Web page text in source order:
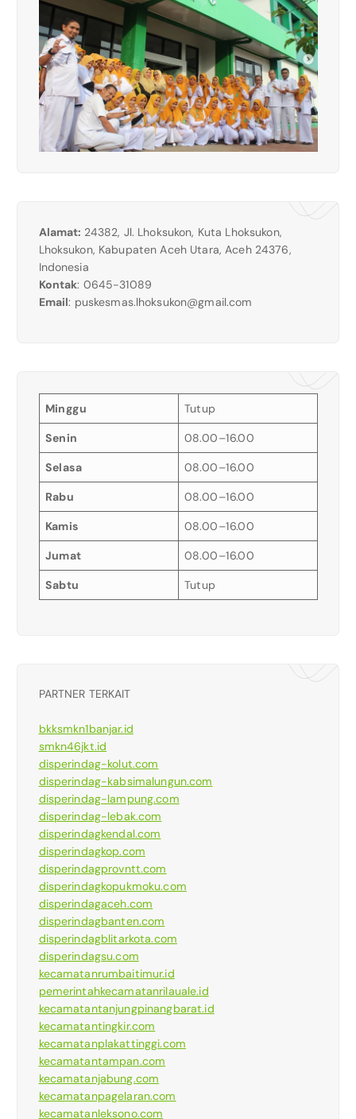
Alamat: 24382, Jl. Lhoksukon, Kuta Lhoksukon,
Lhoksukon, Kabupaten Aceh Utara, Aceh 24376,
Indonesia
Kontak: 0645-31089
Email: puskesmas.lhoksukon@gmail.com
Minggu Tutup
Senin 08.00–16.00
Selasa 08.00–16.00
Rabu 08.00–16.00
Kamis 08.00–16.00
Jumat 08.00–16.00
Sabtu Tutup
PARTNER TERKAIT
bkksmkn1banjar.id
smkn46jkt.id
disperindag-kolut.com
disperindag-kabsimalungun.com
disperindag-lampung.com
disperindag-lebak.com
disperindagkendal.com
disperindagkop.com
disperindagprovntt.com
disperindagkopukmoku.com
disperindagaceh.com
disperindagbanten.com
disperindagblitarkota.com
disperindagsu.com
kecamatanrumbaitimur.id
pemerintahkecamatanrilauale.id
kecamatantanjungpinangbarat.id
kecamatantingkir.com
kecamatanplakattinggi.com
kecamatantampan.com
kecamatanjabung.com
kecamatanpagelaran.com
kecamatanleksono.com